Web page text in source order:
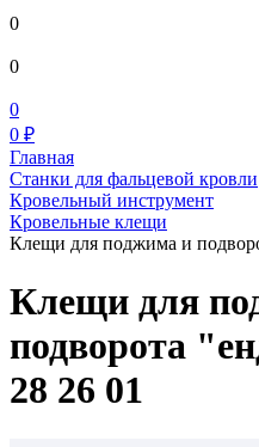
0
0
0
0 ₽
Главная
Станки для фальцевой кровли
Кровельный инструмент
Кровельные клещи
Клещи для поджима и
Клещи для
подворота
28 26 01